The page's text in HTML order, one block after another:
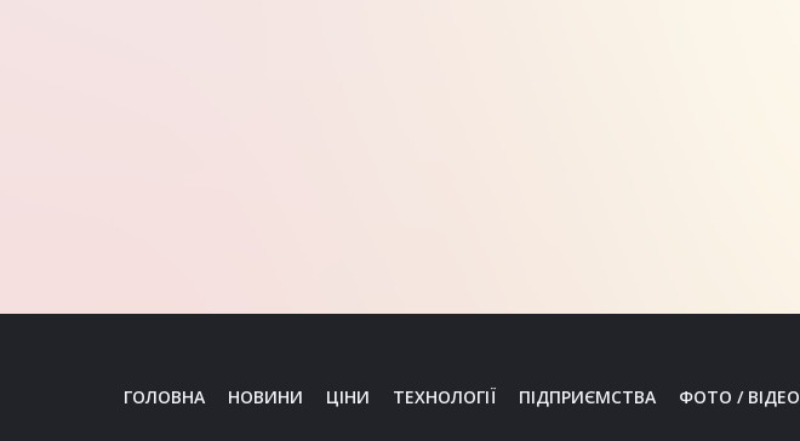
ГОЛОВНА НОВИНИ ЦІНИ ТЕХНОЛОГІЇ ПІДПРИЄМСТВА ФОТО / ВІДЕО